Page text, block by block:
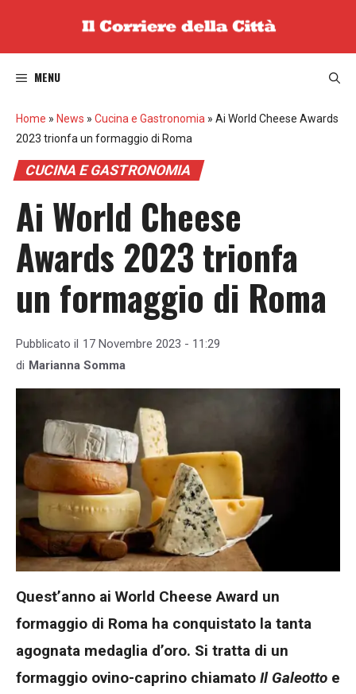
MENU
Home » News » Cucina e Gastronomia » Ai World Cheese Awards
2023 trionfa un formaggio di Roma
CUCINA E GASTRONOMIA
Ai World Cheese
Awards 2023 trionfa
un formaggio di Roma
Pubblicato il 17 Novembre 2023 - 11:29
di Marianna Somma
Quest’anno ai World Cheese Award un
formaggio di Roma ha conquistato la tanta
agognata medaglia d’oro. Si tratta di un
formaggio ovino-caprino chiamato Il Galeotto e